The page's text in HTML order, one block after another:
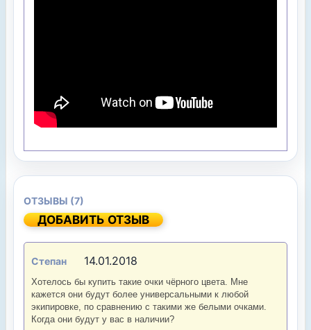
ОТЗЫВЫ (7)
ДОБАВИТЬ ОТЗЫВ
Степан 14.01.2018
Хотелось бы купить такие очки чёрного цвета. Мне
кажется они будут более универсальными к любой
экипировке, по сравнению с такими же белыми очками.
Когда они будут у вас в наличии?